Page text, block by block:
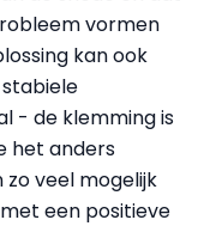
vormen
kan ook
- de klemming is
het anders
veel mogelijk
een positieve